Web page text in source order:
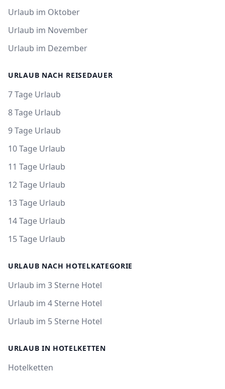
Urlaub im Oktober
Urlaub im November
Urlaub im Dezember
URLAUB NACH REISEDAUER
7 Tage Urlaub
8 Tage Urlaub
9 Tage Urlaub
10 Tage Urlaub
11 Tage Urlaub
12 Tage Urlaub
13 Tage Urlaub
14 Tage Urlaub
15 Tage Urlaub
URLAUB NACH HOTELKATEGORIE
Urlaub im 3 Sterne Hotel
Urlaub im 4 Sterne Hotel
Urlaub im 5 Sterne Hotel
URLAUB IN HOTELKETTEN
Hotelketten